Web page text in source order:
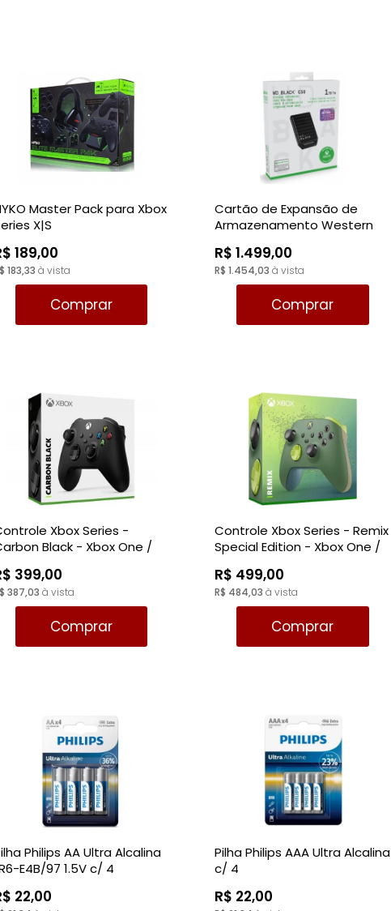
Master Pack para Xbox
X|S
189,00
183,33 à vista
Comprar
Cartão de Expansão de
Armazenamento Western
WDBMPH0010BNC
R$ 1.499,00
R$ 1.454,03 à vista
Comprar
Xbox Series -
Black - Xbox One /
399,00
387,03 à vista
Comprar
Controle Xbox Series - Remix
Special Edition - Xbox One /
R$ 499,00
R$ 484,03 à vista
Comprar
Philips AA Ultra Alcalina
E4B/97 1.5V c/ 4
22,00
Pilha Philips AAA Ultra Alcalina
c/ 4
R$ 22,00